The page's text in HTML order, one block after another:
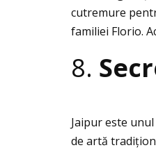
cutremure
familiei Florio.
8.
Jaipur este
de artă